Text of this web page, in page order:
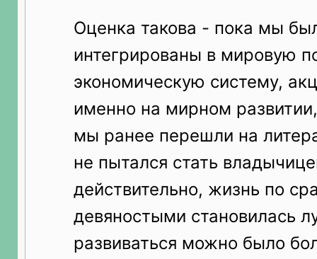
Оценка такова - пока мы
интегрированы в мировую
экономическую систему,
именно на мирном
мы ранее перешли на
не пытался стать
действительно, жизнь по
девяностыми становилась
развиваться можно было